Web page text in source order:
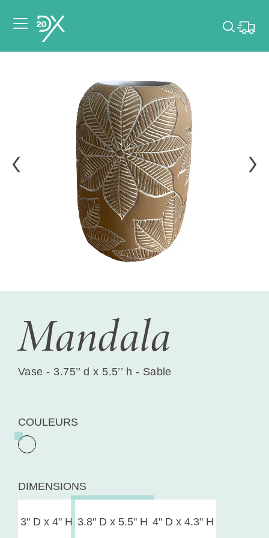
dates de votre
événement.
Choisir mes dates
Mandala
Vase - 3.75’’ d x 5.5’’ h - Sable
COULEURS
DIMENSIONS
3" D x 4" H 3.8" D x 5.5" H 4" D x 4.3" H